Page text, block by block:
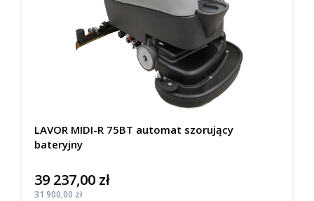
LAVOR MIDI-R 75BT automat szorujący
bateryjny
Cena
39 237,00 zł
Cena
31 900,00 zł